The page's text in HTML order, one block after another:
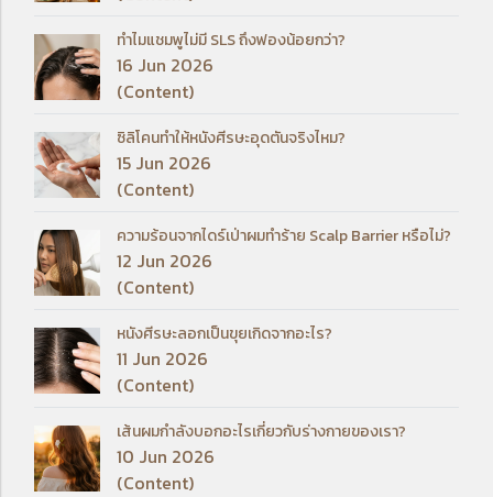
ทำไมแชมพูไม่มี SLS ถึงฟองน้อยกว่า?
16 Jun 2026
(Content)
ซิลิโคนทำให้หนังศีรษะอุดตันจริงไหม?
15 Jun 2026
(Content)
ความร้อนจากไดร์เป่าผมทำร้าย Scalp Barrier หรือไม่?
12 Jun 2026
(Content)
หนังศีรษะลอกเป็นขุยเกิดจากอะไร?
11 Jun 2026
(Content)
เส้นผมกำลังบอกอะไรเกี่ยวกับร่างกายของเรา?
10 Jun 2026
(Content)